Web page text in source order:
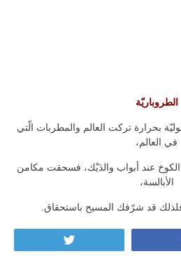
الطروباريّة
بحرارة تركت العالم والمطربات الّتي
في العالم،
عند أبواب والدَيْك، فسحقت مكامن
الأبالسة،
فلذلك قد شرّفك المسيح باستحقاق.